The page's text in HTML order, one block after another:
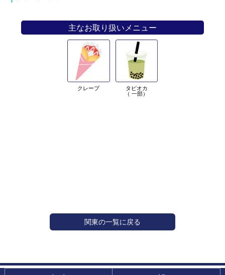
主なお取り扱いメニュー
クレープ タピオカ
（ 一部）
関東の一覧に戻る